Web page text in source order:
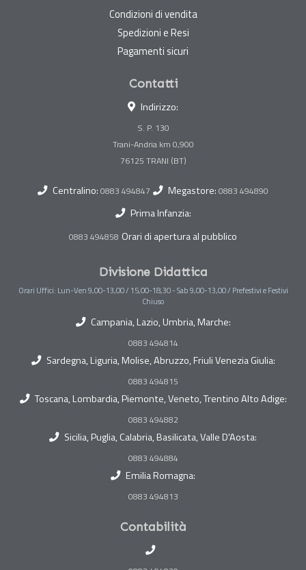
Condizioni di vendita
Spedizioni e Resi
Pagamenti sicuri
Contatti
Indirizzo:
S. P. 130
Trani-Andria km 0,900
Centralino: 0883 494847 Megastore: 0883 494890
Prima Infanzia:
0883 494858 Orari di apertura al pubblico
Divisione Didattica
Orari Uffici: Lun-Ven 9,00-13,00 / 15,00-18,30 - Sab 9,00-13,00 / Prefestivi e Festivi
Chiuso
Campania, Lazio, Umbria, Marche:
0883 494814
Sardegna, Liguria, Molise, Abruzzo, Friuli Venezia Giulia:
0883 494815
Toscana, Lombardia, Piemonte, Veneto, Trentino Alto Adige:
0883 494882
Sicilia, Puglia, Calabria, Basilicata, Valle D'Aosta:
0883 494884
Emilia Romagna:
0883 494813
Contabilità